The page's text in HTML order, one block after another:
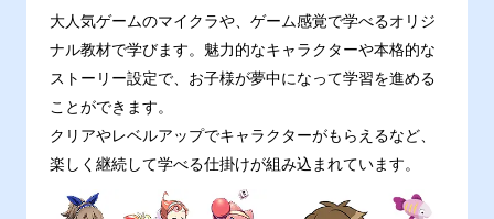
大人気ゲームのマイクラや、ゲーム感覚で学べるオリジ
ナル教材で学びます。魅力的なキャラクターや本格的な
ストーリー設定で、お子様が夢中になって学習を進める
ことができます。
クリアやレベルアップでキャラクターがもらえるなど、
楽しく継続して学べる仕掛けが組み込まれています。